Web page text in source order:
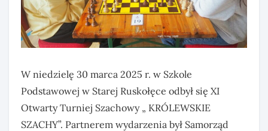
W niedzielę 30 marca 2025 r. w Szkole
Podstawowej w Starej Ruskołęce odbył się XI
Otwarty Turniej Szachowy „ KRÓLEWSKIE
SZACHY”. Partnerem wydarzenia był Samorząd